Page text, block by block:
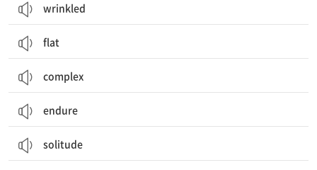
wrinkled
flat
complex
endure
solitude